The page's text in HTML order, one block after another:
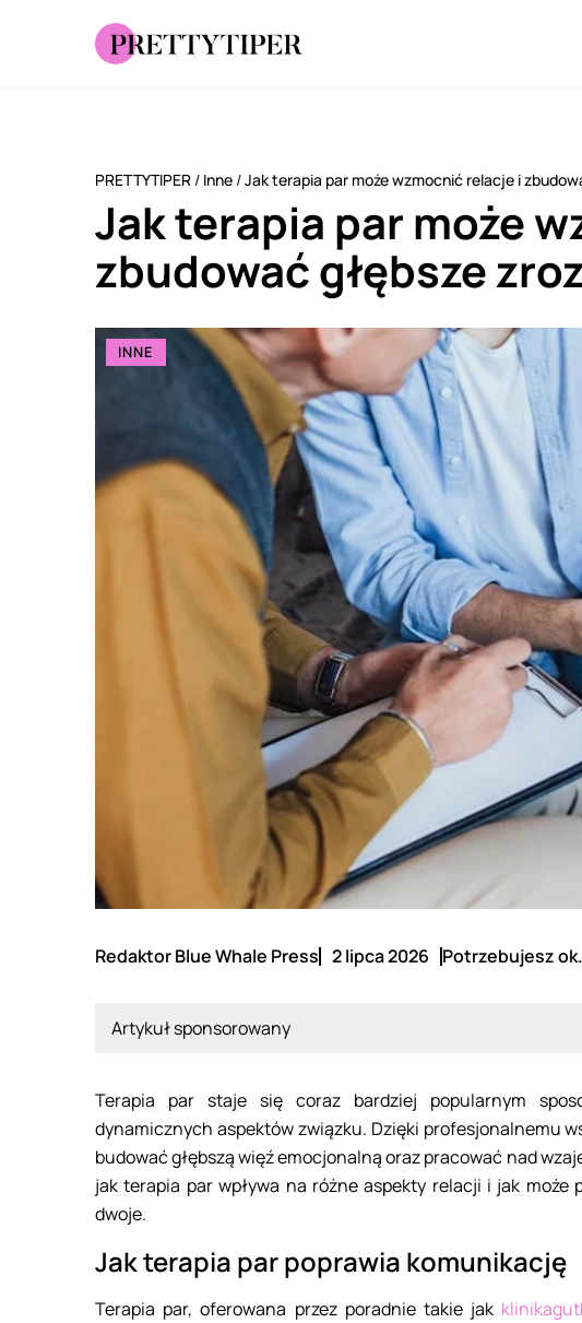
PRETTYTIPER / Inne /Jak terapia par może wzmocnić relacje i
Jak terapia par może
zbudować głębsze
INNE
Redaktor Blue Whale Press 2 lipca 2026 Potrzebujesz
Artykuł sponsorowany
Terapia par staje się coraz bardziej popularnym
dynamicznych aspektów związku. Dzięki profesjonalnemu
budować głębszą więź emocjonalną oraz pracować nad
jak terapia par wpływa na różne aspekty relacji i jak
dwoje.
Jak terapia par poprawia komunikację
Terapia par, oferowana przez poradnie takie jak